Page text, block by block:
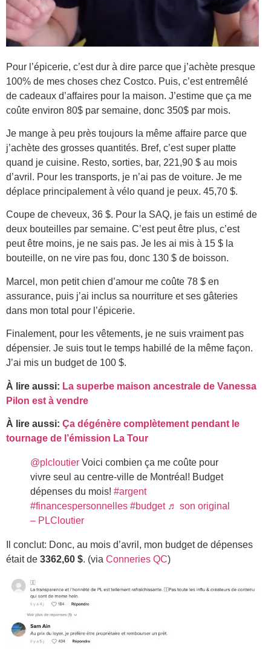
Pour l’épicerie, c’est dur à dire parce que j’achète presque
100% de mes choses chez Costco. Puis, c’est entremêlé
de cadeaux d’affaires pour la maison. J’estime que ça me
coûte environ 80$ par semaine, donc 350$ par mois.
Je mange à peu près toujours la même affaire parce que
j’achète des grosses quantités. Bref, c’est super platte
quand je cuisine. Resto, sorties, bar, 221,90 $ au mois
d’avril. Pour les transports, je n’ai pas de voiture. Je me
déplace principalement à vélo quand je peux. 45,70 $.
Coupe de cheveux, 36 $. Pour la SAQ, je fais un estimé de
deux bouteilles par semaine. C’est peut être plus, c’est
peut être moins, je ne sais pas. Je les ai mis à 15 $ la
bouteille, on ne vire pas fou, donc 130 $ de boisson.
Marcel, mon petit chien d’amour me coûte 78 $ en
assurance, puis j’ai inclus sa nourriture et ses gâteries
dans mon total pour l’épicerie.
Finalement, pour les vêtements, je ne suis vraiment pas
dépensier. Je suis tout le temps habillé de la même façon.
J’ai mis un budget de 100 $.
À lire aussi: La superbe maison ancestrale de Vanessa
Pilon est à vendre
À lire aussi: Ça dégénère complètement pendant le
tournage de l’émission La Tour
@plcloutier Voici combien ça me coûte pour
vivre seul au centre-ville de Montréal! Budget
dépenses du mois! #argent
#financespersonnelles #budget ♬ son original
– PLCloutier
Il conclut: Donc, au mois d’avril, mon budget de dépenses
était de 3362,60 $. (via Conneries QC)